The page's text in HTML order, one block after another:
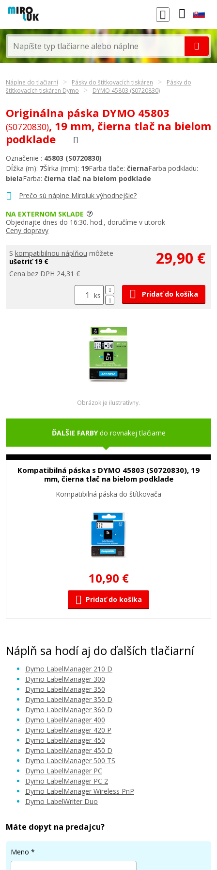
Náplne do tlačiarní Pásky do štítkovacích tiskáren
Pásky do
štítkovacích tiskáren Dymo
DYMO 45803 (S0720830)
Originálna páska DYMO 45803
(S0720830), 19 mm, čierna tlač na bielom
podklade
Prečo sú náplne Miroluk výhodnejšie?
Označenie : 45803 (S0720830)
Dĺžka (m): 7Šírka (mm): 19Farba tlače: čiernaFarba podkladu:
bielaFarba: čierna tlač na bielom podklade
NA EXTERNOM SKLADE
Objednajte dnes do 16:30. hod., doručíme v utorok
Ceny dopravy
S kompatibilnou náplňou môžete
ušetriť 19 €
Cena bez DPH 24,31 €
29,90 €
ks Pridať do košíka
Obrázok je ilustratívny.
ĎALŠIE FARBYdo rovnakej tlačiarne
Kompatibilná páska s DYMO 45803 (S0720830), 19
mm, čierna tlač na bielom podklade
Kompatibilná páska do štítkovača
10,90 €
Pridať do košíka
Náplň sa hodí aj do ďalších tlačiarní
Dymo LabelManager 210 D
Dymo LabelManager 300
Dymo LabelManager 350
Dymo LabelManager 350 D
Dymo LabelManager 360 D
Dymo LabelManager 400
Dymo LabelManager 420 P
Dymo LabelManager 450
Dymo LabelManager 450 D
Dymo LabelManager 500 TS
Dymo LabelManager PC
Dymo LabelManager PC 2
Dymo LabelManager Wireless PnP
Dymo LabelWriter Duo
Máte dopyt na predajcu?
Meno *